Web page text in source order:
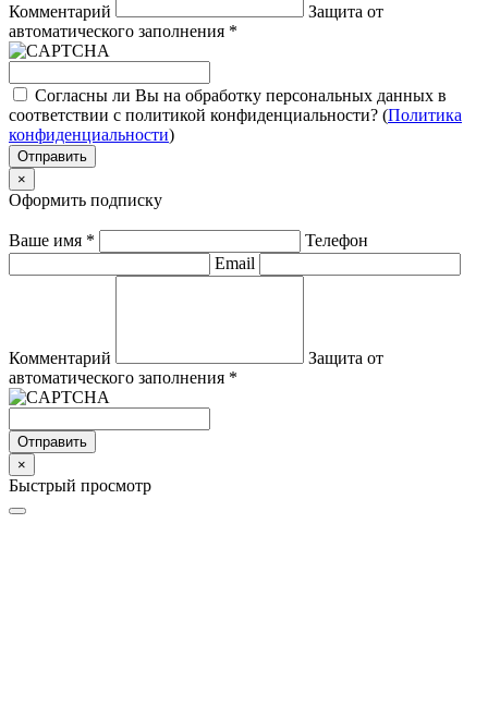
Комментарий
Защита от
автоматического заполнения *
Согласны ли Вы на обработку персональных данных в
соответствии с политикой конфиденциальности? (Политика
конфиденциальности)
Отправить
×
Оформить подписку
Ваше имя *
Телефон
Email
Комментарий
Защита от
автоматического заполнения *
Отправить
×
Быстрый просмотр